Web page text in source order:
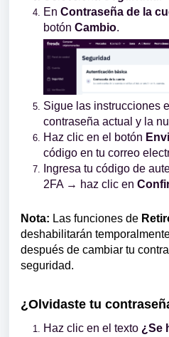
En Contraseña de la
botón Cambio.
Sigue las instrucciones
contraseña actual y la
Haz clic en el botón
código en tu correo
Ingresa tu código de
2FA → haz clic en
Nota: Las funciones de
deshabilitarán
después de cambiar tu
seguridad.
¿Olvidaste tu
Haz clic en el texto ¿Se